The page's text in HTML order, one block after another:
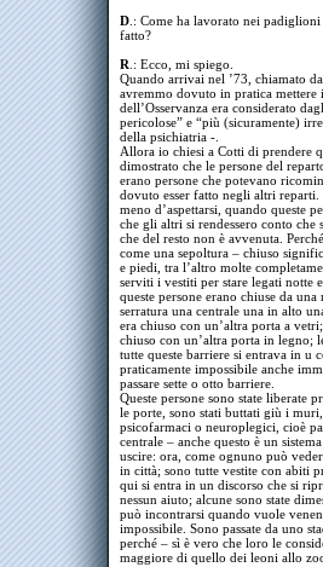
D .: Come ha lavorato nei
fatto?
R .: Ecco, mi spiego.
Quando arrivai nel ’73, chiamato
avremmo dovuto in pratica
dell’Osservanza era considerato
pericolose” e “più (sicuramente)
della psichiatria -.
Allora io chiesi a Cotti di prendere
dimostrato che le persone del
erano persone che potevano
dovuto esser fatto negli altri reparti.
meno d’aspettarsi, quando queste
che gli altri si rendessero conto che
che del resto non è avvenuta.
come una sepoltura – chiuso
e piedi, tra l’altro molte
serviti i vestiti per stare legati notte
queste persone erano chiuse da
serratura una centrale una in alto
era chiuso con un’altra porta a
chiuso con un’altra porta in legno;
tutte queste barriere si entrava in u
praticamente impossibile anche
passare sette o otto barriere.
Queste persone sono state liberate
le porte, sono stati buttati giù i
psicofarmaci o neuroplegici, cioè
centrale – anche questo è un
uscire: ora, come ognuno può
in città; sono tutte vestite con abiti
qui si entra in un discorso che si
nessun aiuto; alcune sono state
può incontrarsi quando vuole
impossibile. Sono passate da uno
perché – sì è vero che loro le
maggiore di quello dei leoni allo